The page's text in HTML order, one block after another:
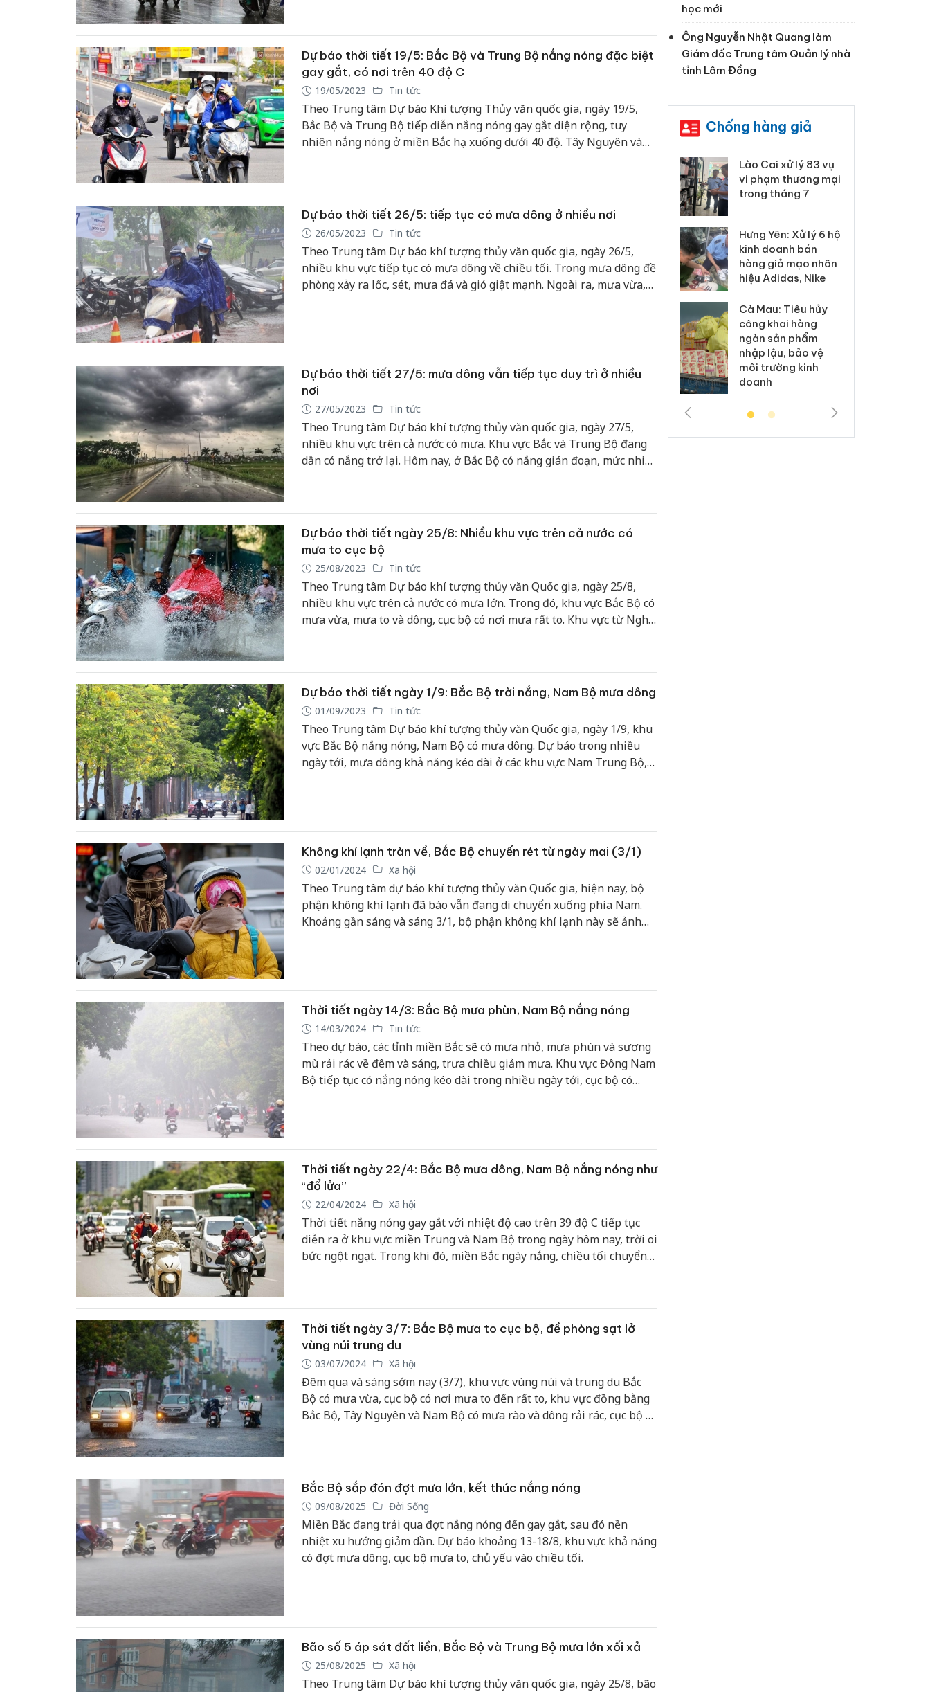
Dự báo thời tiết 19/5: Bắc Bộ và Trung Bộ nắng nóng đặc biệt
gay gắt, có nơi trên 40 độ C
19/05/2023 Tin tức
Theo Trung tâm Dự báo Khí tượng Thủy văn quốc gia, ngày 19/5,
Bắc Bộ và Trung Bộ tiếp diễn nắng nóng gay gắt diện rộng, tuy
nhiên nắng nóng ở miền Bắc hạ xuống dưới 40 độ. Tây Nguyên và
Dự báo thời tiết 26/5: tiếp tục có mưa dông ở nhiều nơi
26/05/2023 Tin tức
Theo Trung tâm Dự báo khí tượng thủy văn quốc gia, ngày 26/5,
nhiều khu vực tiếp tục có mưa dông về chiều tối. Trong mưa dông đề
phòng xảy ra lốc, sét, mưa đá và gió giật mạnh. Ngoài ra, mưa vừa,
Dự báo thời tiết 27/5: mưa dông vẫn tiếp tục duy trì ở nhiều
nơi
27/05/2023 Tin tức
Theo Trung tâm Dự báo khí tượng thủy văn quốc gia, ngày 27/5,
nhiều khu vực trên cả nước có mưa. Khu vực Bắc và Trung Bộ đang
dần có nắng trở lại. Hôm nay, ở Bắc Bộ có nắng gián đoạn, mức nhiệt
Dự báo thời tiết ngày 25/8: Nhiều khu vực trên cả nước có
mưa to cục bộ
25/08/2023 Tin tức
Theo Trung tâm Dự báo khí tượng thủy văn Quốc gia, ngày 25/8,
nhiều khu vực trên cả nước có mưa lớn. Trong đó, khu vực Bắc Bộ có
mưa vừa, mưa to và dông, cục bộ có nơi mưa rất to. Khu vực từ Nghệ
Dự báo thời tiết ngày 1/9: Bắc Bộ trời nắng, Nam Bộ mưa dông
01/09/2023 Tin tức
Theo Trung tâm Dự báo khí tượng thủy văn Quốc gia, ngày 1/9, khu
vực Bắc Bộ nắng nóng, Nam Bộ có mưa dông. Dự báo trong nhiều
ngày tới, mưa dông khả năng kéo dài ở các khu vực Nam Trung Bộ,
Không khí lạnh tràn về, Bắc Bộ chuyến rét từ ngày mai (3/1)
02/01/2024 Xã hội
Theo Trung tâm dự báo khí tượng thủy văn Quốc gia, hiện nay, bộ
phận không khí lạnh đã báo vẫn đang di chuyển xuống phía Nam.
Khoảng gần sáng và sáng 3/1, bộ phận không khí lạnh này sẽ ảnh
Thời tiết ngày 14/3: Bắc Bộ mưa phùn, Nam Bộ nắng nóng
14/03/2024 Tin tức
Theo dự báo, các tỉnh miền Bắc sẽ có mưa nhỏ, mưa phùn và sương
mù rải rác về đêm và sáng, trưa chiều giảm mưa. Khu vực Đông Nam
Bộ tiếp tục có nắng nóng kéo dài trong nhiều ngày tới, cục bộ có
Thời tiết ngày 22/4: Bắc Bộ mưa dông, Nam Bộ nắng nóng như
“đổ lửa”
22/04/2024 Xã hội
Thời tiết nắng nóng gay gắt với nhiệt độ cao trên 39 độ C tiếp tục
diễn ra ở khu vực miền Trung và Nam Bộ trong ngày hôm nay, trời oi
bức ngột ngạt. Trong khi đó, miền Bắc ngày nắng, chiều tối chuyển
Thời tiết ngày 3/7: Bắc Bộ mưa to cục bộ, đề phòng sạt lở
vùng núi trung du
03/07/2024 Xã hội
Đêm qua và sáng sớm nay (3/7), khu vực vùng núi và trung du Bắc
Bộ có mưa vừa, cục bộ có nơi mưa to đến rất to, khu vực đồng bằng
Bắc Bộ, Tây Nguyên và Nam Bộ có mưa rào và dông rải rác, cục bộ có
Bắc Bộ sắp đón đợt mưa lớn, kết thúc nắng nóng
09/08/2025 Đời Sống
Miền Bắc đang trải qua đợt nắng nóng đến gay gắt, sau đó nền
nhiệt xu hướng giảm dần. Dự báo khoảng 13-18/8, khu vực khả năng
có đợt mưa dông, cục bộ mưa to, chủ yếu vào chiều tối.
Bão số 5 áp sát đất liền, Bắc Bộ và Trung Bộ mưa lớn xối xả
25/08/2025 Xã hội
Theo Trung tâm Dự báo khí tượng thủy văn quốc gia, ngày 25/8, bão
học mới
Ông Nguyễn Nhật Quang làm
Giám đốc Trung tâm Quản lý nhà
tỉnh Lâm Đồng
Chống hàng giả
án sản xuất, buôn
bán yến sào giả
hại trong vụ án
buôn bán bình sữa
Moyuum giả
Phú Quốc ra đầu
thú
Lào Cai xử lý 83 vụ
vi phạm thương mại
trong tháng 7
Hưng Yên: Xử lý 6 hộ
kinh doanh bán
hàng giả mạo nhãn
hiệu Adidas, Nike
Cà Mau: Tiêu hủy
công khai hàng
ngàn sản phẩm
nhập lậu, bảo vệ
môi trường kinh
doanh